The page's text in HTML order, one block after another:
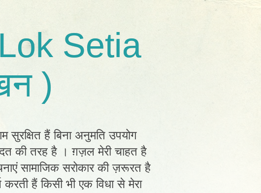
Setia
)
सुरक्षित हैं बिना अनुमति उपयोग
की तरह है । ग़ज़ल मेरी चाहत है
सामाजिक सरोकार की ज़रूरत है
हैं किसी भी एक विधा से मेरा